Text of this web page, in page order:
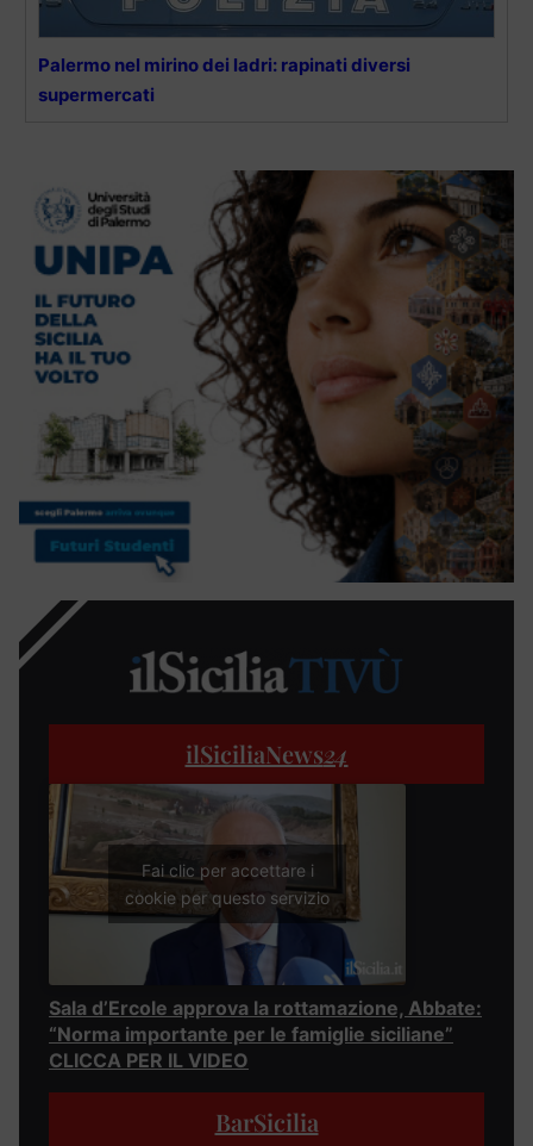
Palermo nel mirino dei ladri: rapinati diversi
supermercati
ilSiciliaNews24
Fai clic per accettare i
cookie per questo servizio
Sala d’Ercole approva la rottamazione, Abbate:
“Norma importante per le famiglie siciliane”
CLICCA PER IL VIDEO
BarSicilia